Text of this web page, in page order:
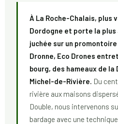
À La Roche-Chalais, plus
Dordogne et porte la plus
juchée sur un
Dronne, Eco Drones
bourg, des hameaux de
Michel-de-Rivière. Du
rivière aux maisons
Double, nous intervenons
bardage avec une